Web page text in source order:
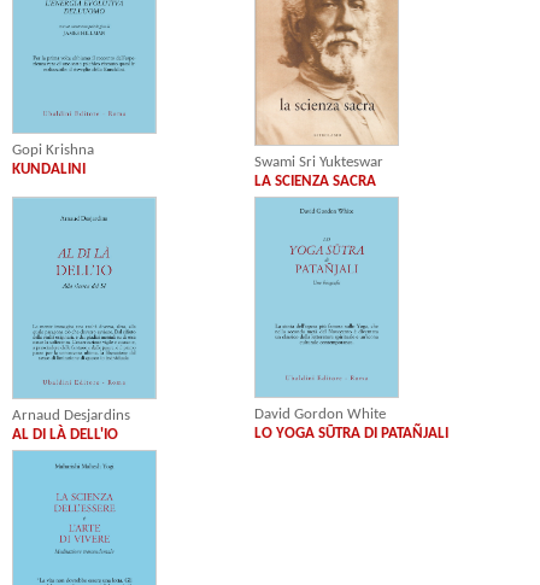
Gopi Krishna
KUNDALINI
Swami Sri Yukteswar
LA SCIENZA SACRA
Arnaud Desjardins
AL DI LÀ DELL'IO
David Gordon White
LO YOGA SŪTRA DI PATAÑJALI